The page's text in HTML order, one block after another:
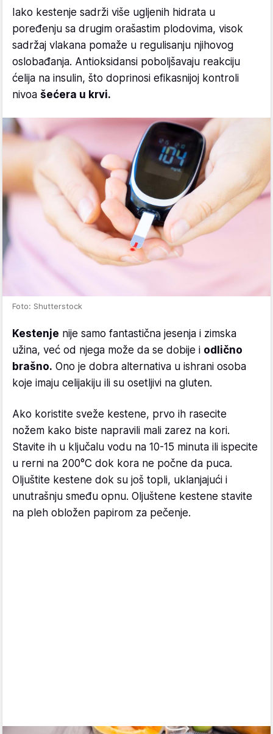
Iako kestenje sadrži više ugljenih hidrata u
poređenju sa drugim orašastim plodovima, visok
sadržaj vlakana pomaže u regulisanju njihovog
oslobađanja. Antioksidansi poboljšavaju reakciju
ćelija na insulin, što doprinosi efikasnijoj kontroli
nivoa šećera u krvi.
Foto: Shutterstock
Kestenje nije samo fantastična jesenja i zimska
užina, već od njega može da se dobije i odlično
brašno. Ono je dobra alternativa u ishrani osoba
koje imaju celijakiju ili su osetljivi na gluten.
Ako koristite sveže kestene, prvo ih rasecite
nožem kako biste napravili mali zarez na kori.
Stavite ih u ključalu vodu na 10-15 minuta ili ispecite
u rerni na 200°C dok kora ne počne da puca.
Oljuštite kestene dok su još topli, uklanjajući i
unutrašnju smeđu opnu. Oljuštene kestene stavite
na pleh obložen papirom za pečenje.